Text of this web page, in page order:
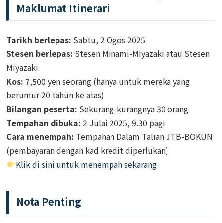
Maklumat Itinerari
Tarikh berlepas: Sabtu, 2 Ogos 2025
Stesen berlepas: Stesen Minami-Miyazaki atau Stesen
Miyazaki
Kos: 7,500 yen seorang (hanya untuk mereka yang
berumur 20 tahun ke atas)
Bilangan peserta: Sekurang-kurangnya 30 orang
Tempahan dibuka: 2 Julai 2025, 9.30 pagi
Cara menempah: Tempahan Dalam Talian JTB-BOKUN
(pembayaran dengan kad kredit diperlukan)
Klik di sini untuk menempah sekarang
Nota Penting